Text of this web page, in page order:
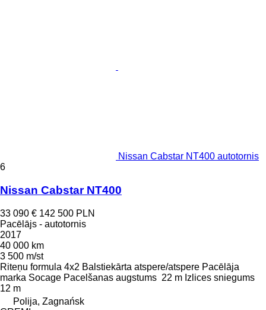
Nissan Cabstar NT400 autotornis
6
Nissan Cabstar NT400
33 090 € 142 500 PLN
Pacēlājs - autotornis
2017
40 000 km
3 500 m/st
Riteņu formula 4x2 Balstiekārta atspere/atspere Pacēlāja
marka Socage Pacelšanas augstums 22 m Izlices sniegums
12 m
Polija, Zagnańsk